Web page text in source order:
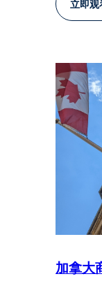
立即观
加拿大